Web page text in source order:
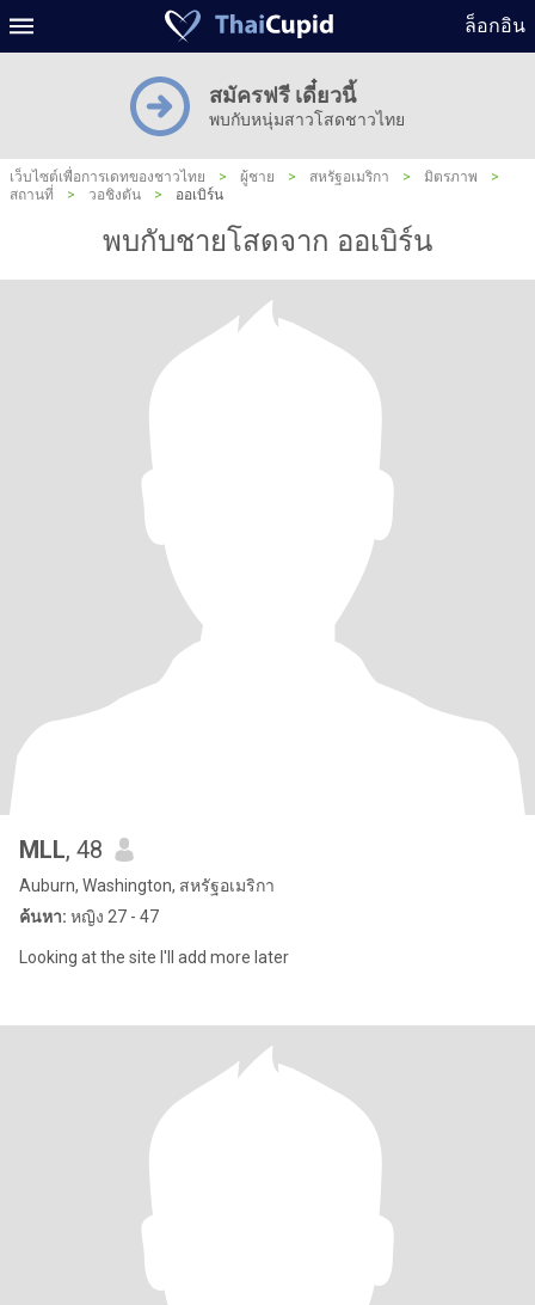
ล็อกอิน
สมัครฟรี เดี๋ยวนี้
พบกับหนุ่มสาวโสดชาวไทย
เว็บไซต์เพื่อการเดทของชาวไทย > ผู้ชาย > สหรัฐอเมริกา > มิตรภาพ
>
สถานที่
> วอชิงตัน > ออเบิร์น
พบกับชายโสดจาก ออเบิร์น
MLL, 48
Auburn, Washington, สหรัฐอเมริกา
ค้นหา: หญิง 27 - 47
Looking at the site I'll add more later